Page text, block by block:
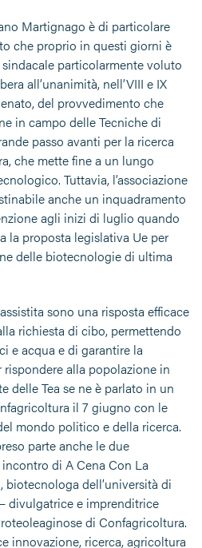
Martignago è di particolare
che proprio in questi giorni è
particolarmente voluto
all’unanimità, nell’VIII e IX
del provvedimento che
in campo delle Tecniche di
passo avanti per la ricerca
che mette fine a un lungo
Tuttavia, l’associazione
anche un inquadramento
agli inizi di luglio quando
la proposta legislativa Ue per
delle biotecnologie di ultima
sono una risposta efficace
richiesta di cibo, permettendo
e acqua e di garantire la
alla popolazione in
delle Tea se ne è parlato in un
il 7 giugno con le
mondo politico e della ricerca.
parte anche le due
di A Cena Con La
biotecnologa dell’università di
divulgatrice e imprenditrice
di Confagricoltura.
innovazione, ricerca, agricoltura